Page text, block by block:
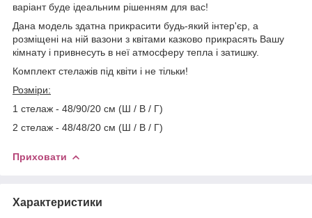
варіант буде ідеальним рішенням для вас!
Дана модель здатна прикрасити будь-який інтер'єр, а
розміщені на ній вазони з квітами казково прикрасять Вашу
кімнату і привнесуть в неї атмосферу тепла і затишку.
Комплект стелажів під квіти і не тільки!
Розміри:
1 стелаж - 48/90/20 см (Ш / В / Г)
2 стелаж - 48/48/20 см (Ш / В / Г)
Приховати
Характеристики